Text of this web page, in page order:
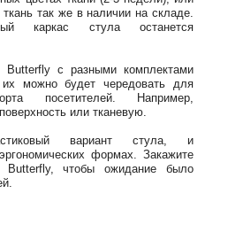
так же в наличии на складе.
каркас стула останется
Butterfly с разными комплектами
их можно будет чередовать для
посетителей. Например,
или тканевую.
вариант стула, и
формах. Закажите
Butterfly, чтобы ожидание было